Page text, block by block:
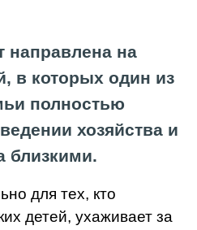
направлена на
в которых один из
полностью
хозяйства и
близкими.
для тех, кто
детей, ухаживает за